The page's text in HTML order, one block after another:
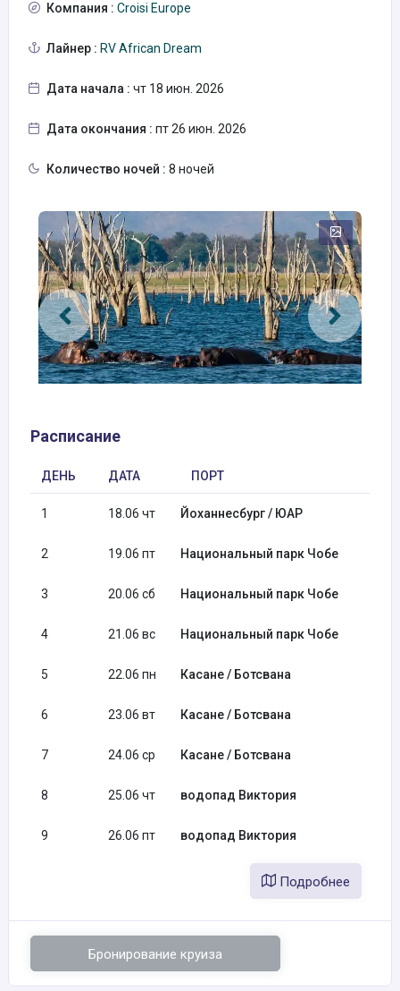
Компания : Croisi Europe
Лайнер : RV African Dream
Дата начала : чт 18 июн. 2026
Дата окончания : пт 26 июн. 2026
Количество ночей : 8 ночей
Расписание
ДЕНЬ ДАТА ПОРТ
1 18.06 чт Йоханнесбург / ЮАР
2 19.06 пт Национальный парк Чобе
3 20.06 сб Национальный парк Чобе
4 21.06 вс Национальный парк Чобе
5 22.06 пн Касане / Ботсвана
6 23.06 вт Касане / Ботсвана
7 24.06 ср Касане / Ботсвана
8 25.06 чт водопад Виктория
9 26.06 пт водопад Виктория
Подробнее
Бронирование круиза